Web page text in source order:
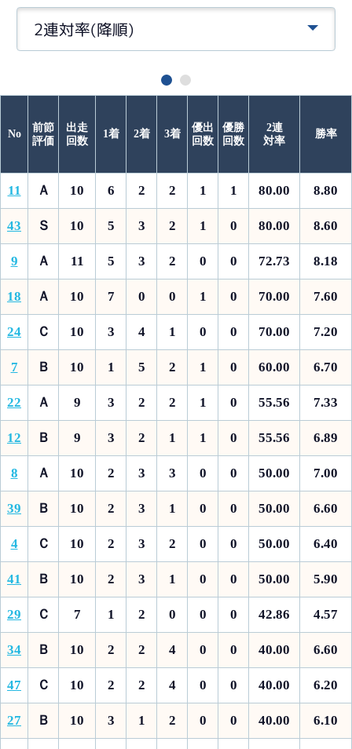
2連対率(降順)
No
前節
評価
出走
回数
1着 2着 3着
優出
回数
優勝
回数
2連
対率
勝率
11 Ａ 10 6 2 2 1 1 80.00 8.80
43 Ｓ 10 5 3 2 1 0 80.00 8.60
9 Ａ 11 5 3 2 0 0 72.73 8.18
18 Ａ 10 7 0 0 1 0 70.00 7.60
24 Ｃ 10 3 4 1 0 0 70.00 7.20
7 Ｂ 10 1 5 2 1 0 60.00 6.70
22 Ａ 9 3 2 2 1 0 55.56 7.33
12 Ｂ 9 3 2 1 1 0 55.56 6.89
8 Ａ 10 2 3 3 0 0 50.00 7.00
39 Ｂ 10 2 3 1 0 0 50.00 6.60
4 Ｃ 10 2 3 2 0 0 50.00 6.40
41 Ｂ 10 2 3 1 0 0 50.00 5.90
29 Ｃ 7 1 2 0 0 0 42.86 4.57
34 Ｂ 10 2 2 4 0 0 40.00 6.60
47 Ｃ 10 2 2 4 0 0 40.00 6.20
27 Ｂ 10 3 1 2 0 0 40.00 6.10